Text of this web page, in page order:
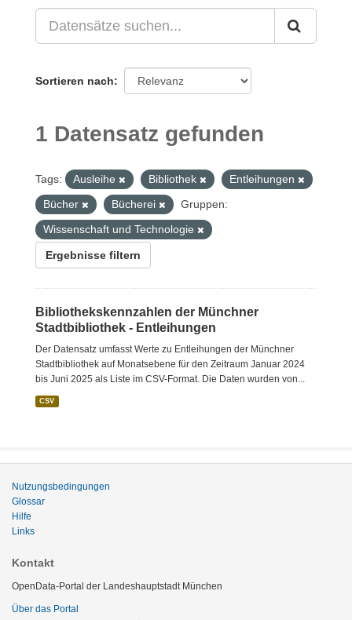
Sortieren nach
1 Datensatz gefunden
Tags: Ausleihe Bibliothek
Entleihungen
Bücher
Bücherei
Gruppen:
Wissenschaft und Technologie
Ergebnisse filtern
Bibliothekskennzahlen der Münchner
Stadtbibliothek - Entleihungen
Der Datensatz umfasst Werte zu Entleihungen der Münchner
Stadtbibliothek auf Monatsebene für den Zeitraum Januar 2024
bis Juni 2025 als Liste im CSV-Format. Die Daten wurden von...
CSV
Nutzungsbedingungen
Glossar
Hilfe
Links
Kontakt
OpenData-Portal der Landeshauptstadt München
Über das Portal